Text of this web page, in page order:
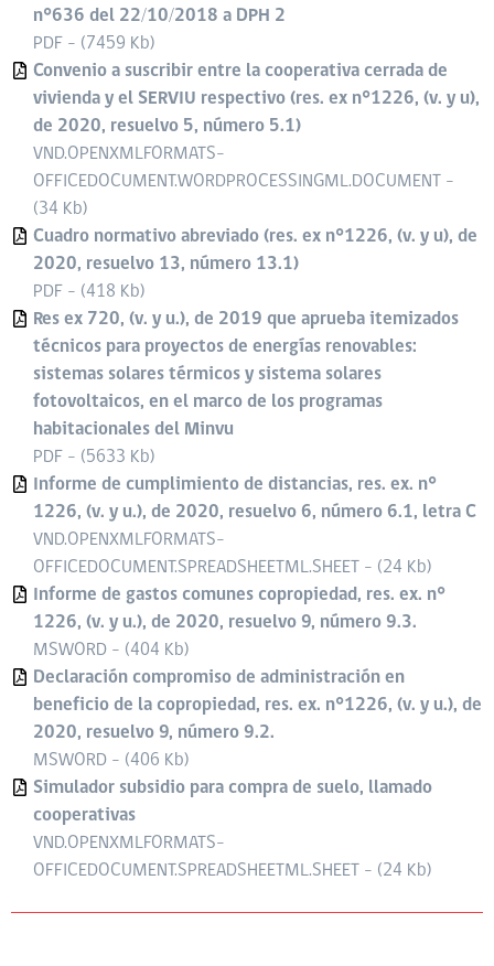
n°636 del 22/10/2018 a DPH 2
PDF - (7459 Kb)
Convenio a suscribir entre la cooperativa cerrada de
vivienda y el SERVIU respectivo (res. ex n°1226, (v. y u),
de 2020, resuelvo 5, número 5.1)
VND.OPENXMLFORMATS-
OFFICEDOCUMENT.WORDPROCESSINGML.DOCUMENT -
(34 Kb)
Cuadro normativo abreviado (res. ex n°1226, (v. y u), de
2020, resuelvo 13, número 13.1)
PDF - (418 Kb)
Res ex 720, (v. y u.), de 2019 que aprueba itemizados
técnicos para proyectos de energías renovables:
sistemas solares térmicos y sistema solares
fotovoltaicos, en el marco de los programas
habitacionales del Minvu
PDF - (5633 Kb)
Informe de cumplimiento de distancias, res. ex. n°
1226, (v. y u.), de 2020, resuelvo 6, número 6.1, letra C
VND.OPENXMLFORMATS-
OFFICEDOCUMENT.SPREADSHEETML.SHEET - (24 Kb)
Informe de gastos comunes copropiedad, res. ex. n°
1226, (v. y u.), de 2020, resuelvo 9, número 9.3.
MSWORD - (404 Kb)
Declaración compromiso de administración en
beneficio de la copropiedad, res. ex. n°1226, (v. y u.), de
2020, resuelvo 9, número 9.2.
MSWORD - (406 Kb)
Simulador subsidio para compra de suelo, llamado
cooperativas
VND.OPENXMLFORMATS-
OFFICEDOCUMENT.SPREADSHEETML.SHEET - (24 Kb)